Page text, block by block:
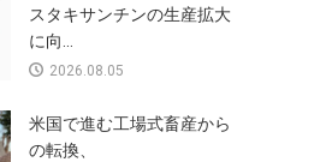
スタキサンチンの生産拡大
に向...
2026.08.05
米国で進む工場式畜産から
の転換、